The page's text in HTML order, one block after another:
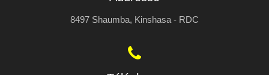
8497 Shaumba, Kinshasa - RDC